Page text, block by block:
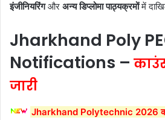
इंजीनियरिंगऔर अन्य डिप्लोमा पाठ्यक्रमोंमें
Jharkhand Poly
Notifications –
जारी
Jharkhand Polytechnic 2026